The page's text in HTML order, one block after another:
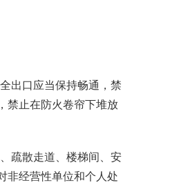
出口应当保持畅通，禁
禁止在防火卷帘下堆放
疏散走道、楼梯间、安
非经营性单位和个人处